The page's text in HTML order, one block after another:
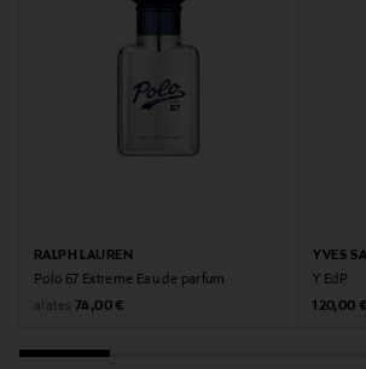
contact@givenchy.com
Givenchy, lõhn, parfüüm
RALPH LAUREN
Polo 67 Extreme Eau de parfum
alates Original Price
74,00 €
YVES
Y EdP
Original
120,00 €